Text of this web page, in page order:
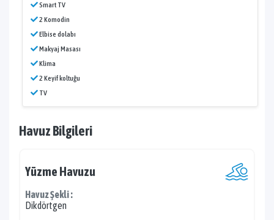
Smart TV
2 Komodin
Elbise dolabı
Makyaj Masası
Klima
2 Keyif koltuğu
TV
Havuz Bilgileri
Yüzme Havuzu
Havuz Şekli :
Dikdörtgen